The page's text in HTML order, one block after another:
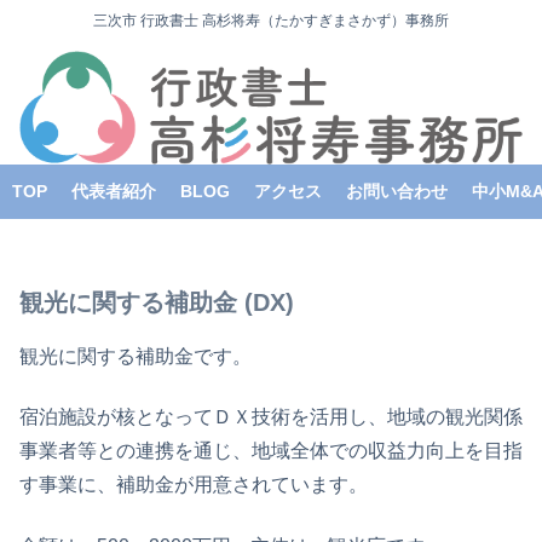
三次市 行政書士 高杉将寿（たかすぎまさかず）事務所
TOP 代表者紹介 BLOG アクセス お問い合わせ 中小
観光に関する補助金 (DX)
観光に関する補助金です。
宿泊施設が核となってＤＸ技術を活用し、地域の観光関係
事業者等との連携を通じ、地域全体での収益力向上を目指
す事業に、補助金が用意されています。